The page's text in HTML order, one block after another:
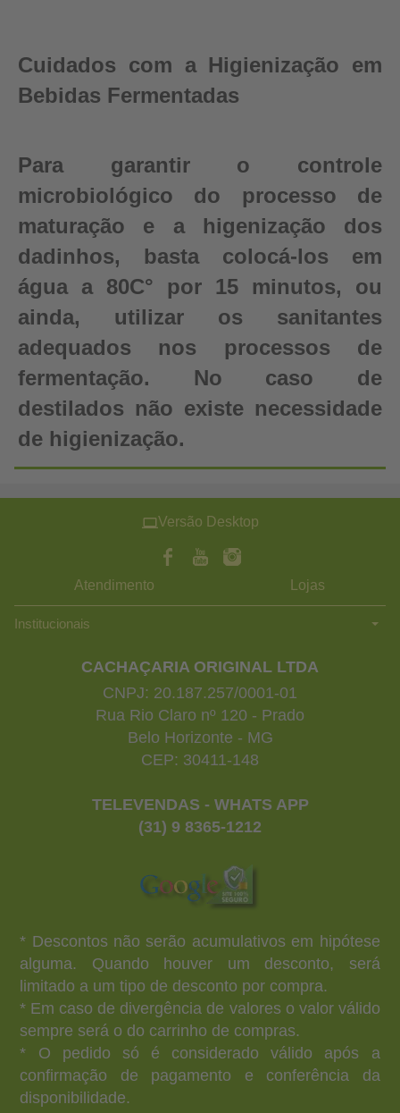
Cuidados com a Higienização em
Bebidas Fermentadas
Para garantir o controle
microbiológico do processo de
maturação e a higenização dos
dadinhos, basta colocá-los em
água a 80C° por 15 minutos, ou
ainda, utilizar os sanitantes
adequados nos processos de
fermentação. No caso de
destilados não existe necessidade
de higienização.
Versão Desktop
Atendimento Lojas
Institucionais
CACHAÇARIA ORIGINAL LTDA
CNPJ: 20.187.257/0001-01
Rua Rio Claro nº 120 - Prado
Belo Horizonte - MG
CEP: 30411-148
TELEVENDAS - WHATS APP
(31) 9 8365-1212
* Descontos não serão acumulativos em hipótese
alguma. Quando houver um desconto, será
limitado a um tipo de desconto por compra.
* Em caso de divergência de valores o valor válido
sempre será o do carrinho de compras.
* O pedido só é considerado válido após a
confirmação de pagamento e conferência da
disponibilidade.